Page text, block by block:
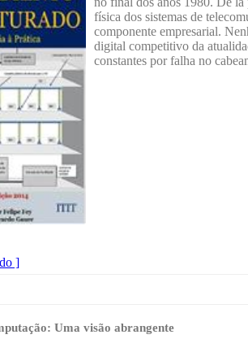
física dos sistemas de
componente empresarial.
digital competitivo da
constantes por falha no
]
Uma visão abrangente